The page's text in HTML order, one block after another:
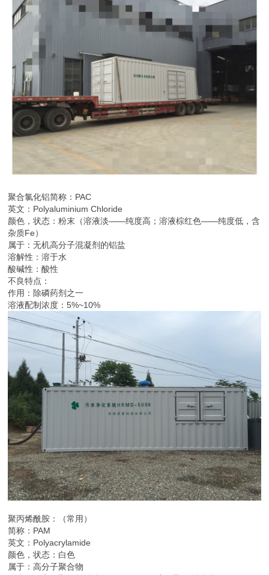
聚合氯化铝简称：PAC
英文：Polyaluminium Chloride
颜色，状态：粉末（溶液淡——纯度高；溶液棕红色——纯度低，含
杂质Fe）
属于：无机高分子混凝剂的铝盐
溶解性：溶于水
酸碱性：酸性
不良特点：
作用：除磷药剂之一
溶液配制浓度：5%~10%
聚丙烯酰胺：（常用）
简称：PAM
英文：Polyacrylamide
颜色，状态：白色
属于：高分子聚合物